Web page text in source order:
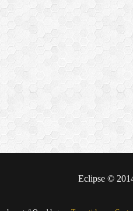
Eclipse ©